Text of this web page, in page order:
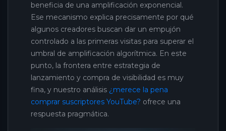
beneficia de una amplificación exponencial.
Ese mecanismo explica precisamente por qué
algunos creadores buscan dar un empujón
controlado a las primeras visitas para superar el
umbral de amplificación algorítmica. En este
punto, la frontera entre estrategia de
lanzamiento y compra de visibilidad es muy
fina, y nuestro análisis ¿merece la pena
comprar suscriptores YouTube? ofrece una
respuesta pragmática.